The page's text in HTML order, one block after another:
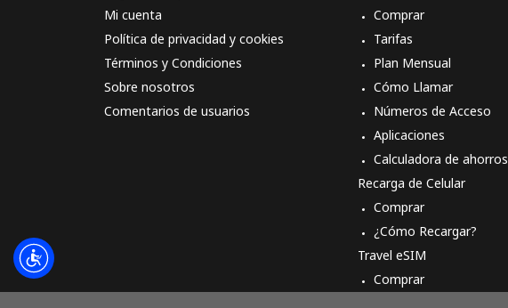
Mi cuenta
Política de privacidad y cookies
Términos y Condiciones
Sobre nosotros
Comentarios de usuarios
Comprar
Tarifas
Plan Mensual
Cómo Llamar
Números de Acceso
Aplicaciones
Calculadora de ahorros
Recarga de Celular
Comprar
¿Cómo Recargar?
Travel eSIM
Comprar